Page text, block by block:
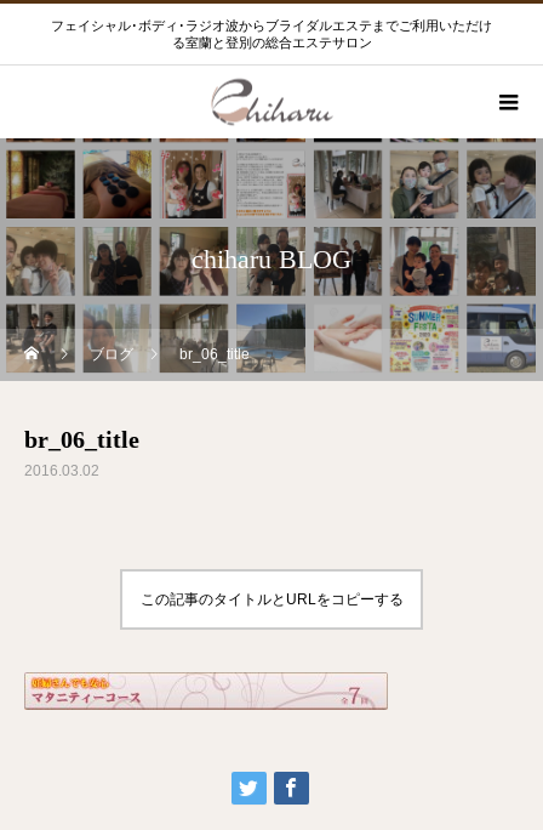
フェイシャル･ボディ･ラジオ波からブライダルエステまでご利用いただけ
る室蘭と登別の総合エステサロン
chiharu BLOG
ブログ br_06_title
br_06_title
2016.03.02
この記事のタイトルとURLをコピーする